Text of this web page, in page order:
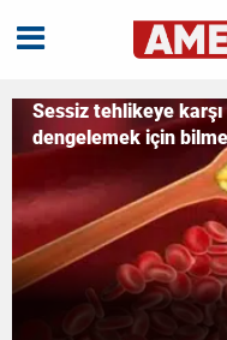
Sessiz tehlikeye
dengelemek için